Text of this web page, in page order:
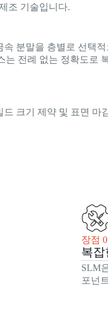
조 기술입니다.
분말을 층별로 선택
는 전례 없는 정확도로
크기 제약 및 표면 마
장점
복잡
SLM
포넌